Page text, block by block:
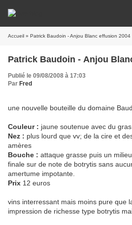
Accueil » Patrick Baudoin - Anjou Blanc effusion 2004
Patrick Baudoin - Anjou
Publié le 09/08/2008 à 17:03
Par Fred
une nouvelle bouteille du domaine
Couleur : jaune soutenue avec du gras
Nez : plus lourd que vv; de la cire et
amères
Bouche : attaque grasse puis un
finale sur de note de botrytis sans
amertume impotante.
Prix 12 euros
vins interressant mais moins pure que
impression de richesse type botrytis